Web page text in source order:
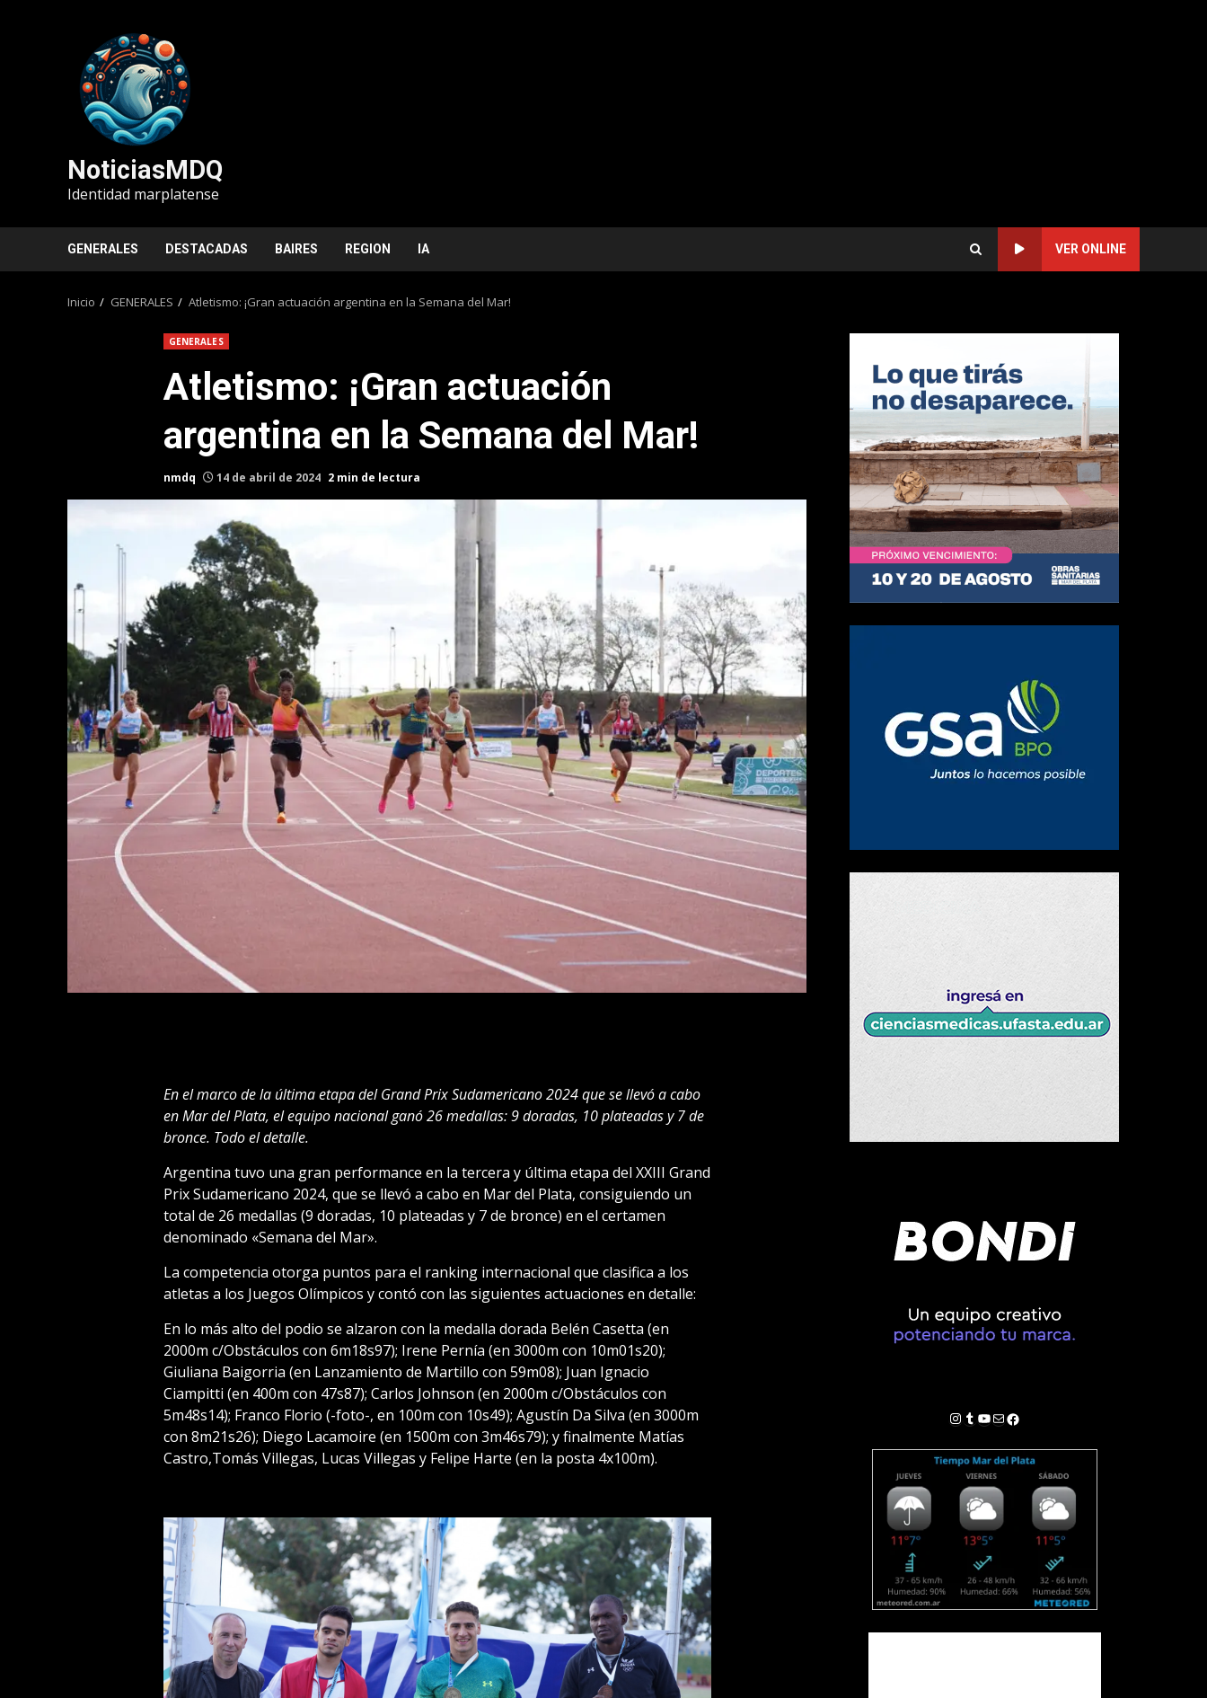
NoticiasMDQ
Identidad marplatense
GENERALES DESTACADAS BAIRES REGION IA VER ONLINE
Inicio GENERALES Atletismo: ¡Gran actuación argentina en la Semana del Mar!
GENERALES
Atletismo: ¡Gran actuación
argentina en la Semana del Mar!
nmdq 14 de abril de 2024 2 min de lectura
En el marco de la última etapa del Grand Prix Sudamericano 2024 que se llevó a cabo
en Mar del Plata, el equipo nacional ganó 26 medallas: 9 doradas, 10 plateadas y 7 de
bronce. Todo el detalle.
Argentina tuvo una gran performance en la tercera y última etapa del XXIII Grand
Prix Sudamericano 2024, que se llevó a cabo en Mar del Plata, consiguiendo un
total de 26 medallas (9 doradas, 10 plateadas y 7 de bronce) en el certamen
denominado «Semana del Mar».
La competencia otorga puntos para el ranking internacional que clasifica a los
atletas a los Juegos Olímpicos y contó con las siguientes actuaciones en detalle:
En lo más alto del podio se alzaron con la medalla dorada Belén Casetta (en
2000m c/Obstáculos con 6m18s97); Irene Pernía (en 3000m con 10m01s20);
Giuliana Baigorria (en Lanzamiento de Martillo con 59m08); Juan Ignacio
Ciampitti (en 400m con 47s87); Carlos Johnson (en 2000m c/Obstáculos con
5m48s14); Franco Florio (-foto-, en 100m con 10s49); Agustín Da Silva (en 3000m
con 8m21s26); Diego Lacamoire (en 1500m con 3m46s79); y finalmente Matías
Castro,Tomás Villegas, Lucas Villegas y Felipe Harte (en la posta 4x100m).
Instagram
Tumblr
YouTube
Correo electrónico
Facebook